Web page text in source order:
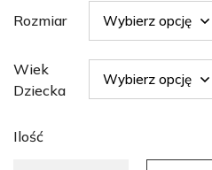
Rozmiar
Wiek
Dziecka
Ilość